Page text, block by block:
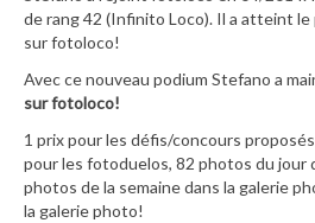
de rang 42 (Infinito Loco). Il a atteint
sur fotoloco!
Avec ce nouveau podium Stefano a
sur fotoloco!
1 prix pour les défis/concours
pour les fotoduelos, 82 photos du jour
photos de la semaine dans la galerie
la galerie photo!